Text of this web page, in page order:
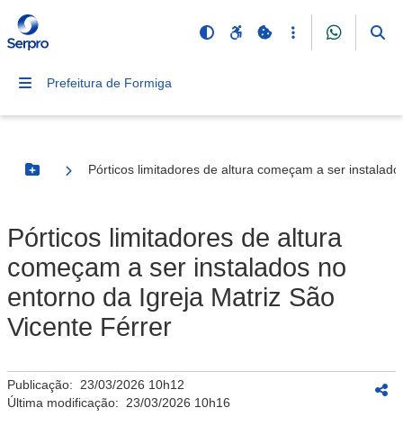
Prefeitura de Formiga
Botão Menu
Pórticos limitadores de altura começam a ser
Pórticos limitadores de altura
começam a ser instalados no
entorno da Igreja Matriz São
Vicente Férrer
Publicação: 23/03/2026 10h12
Última modificação: 23/03/2026 10h16